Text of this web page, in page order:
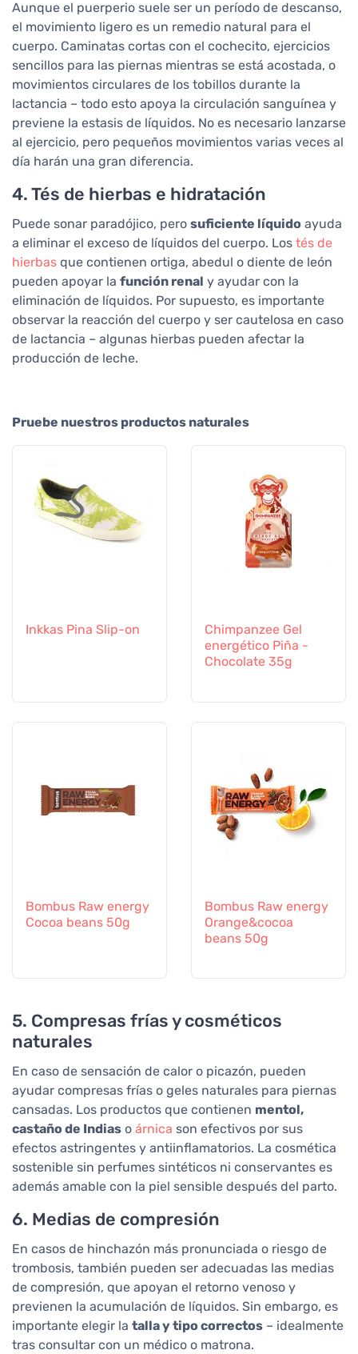
Aunque el puerperio suele ser un período de descanso,
el movimiento ligero es un remedio natural para el
cuerpo. Caminatas cortas con el cochecito, ejercicios
sencillos para las piernas mientras se está acostada, o
movimientos circulares de los tobillos durante la
lactancia – todo esto apoya la circulación sanguínea y
previene la estasis de líquidos. No es necesario lanzarse
al ejercicio, pero pequeños movimientos varias veces al
día harán una gran diferencia.
4. Tés de hierbas e hidratación
Puede sonar paradójico, pero suficiente líquido ayuda
a eliminar el exceso de líquidos del cuerpo. Los tés de
hierbas que contienen ortiga, abedul o diente de león
pueden apoyar la función renal y ayudar con la
eliminación de líquidos. Por supuesto, es importante
observar la reacción del cuerpo y ser cautelosa en caso
de lactancia – algunas hierbas pueden afectar la
producción de leche.
Pruebe nuestros productos naturales
Inkkas Pina Slip-on
Chimpanzee Gel
energético Piña -
Chocolate 35g
Bombus Raw energy
Cocoa beans 50g
Bombus Raw energy
Orange&cocoa
beans 50g
5. Compresas frías y cosméticos
naturales
En caso de sensación de calor o picazón, pueden
ayudar compresas frías o geles naturales para piernas
cansadas. Los productos que contienen mentol,
castaño de Indias o árnica son efectivos por sus
efectos astringentes y antiinflamatorios. La cosmética
sostenible sin perfumes sintéticos ni conservantes es
además amable con la piel sensible después del parto.
6. Medias de compresión
En casos de hinchazón más pronunciada o riesgo de
trombosis, también pueden ser adecuadas las medias
de compresión, que apoyan el retorno venoso y
previenen la acumulación de líquidos. Sin embargo, es
importante elegir la talla y tipo correctos – idealmente
tras consultar con un médico o matrona.